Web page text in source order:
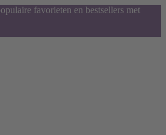
favorieten en bestsellers met